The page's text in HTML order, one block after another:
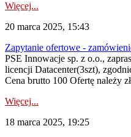
Więcej...
20 marca 2025, 15:43
Zapytanie ofertowe -
PSE Innowacje sp. z o.o.,
licencji Datacenter(3szt),
Cena brutto 100 Ofertę należy
Więcej...
18 marca 2025, 19:25